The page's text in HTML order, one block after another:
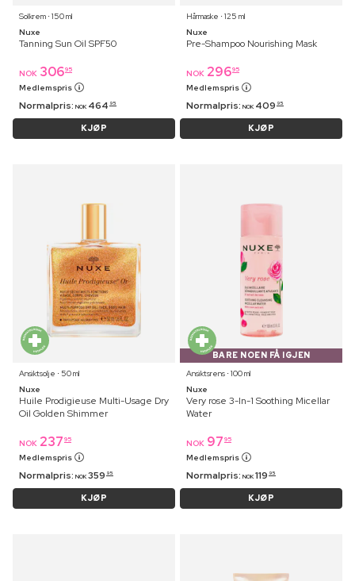
Solkrem ⋅ 150 ml
Nuxe
Tanning Sun Oil SPF50
NOK 30695
Medlemspris
Normalpris: NOK 464 95
KJØP
Hårmaske ⋅ 125 ml
Nuxe
Pre-Shampoo Nourishing Mask
NOK 29695
Medlemspris
Normalpris: NOK 409 95
KJØP
Ansiktsolje ⋅ 50 ml
Nuxe
Huile Prodigieuse Multi-Usage Dry
Oil Golden Shimmer
NOK 237 95
Medlemspris
Normalpris: NOK 359 95
KJØP
BARE NOEN FÅ IGJEN
Ansiktsrens ⋅ 100 ml
Nuxe
Very rose 3-In-1 Soothing Micellar
Water
NOK 97 95
Medlemspris
Normalpris: NOK 119 95
KJØP